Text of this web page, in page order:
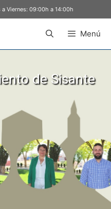
a Viernes: 09:00h a 14:00h
Menú
de Sisante